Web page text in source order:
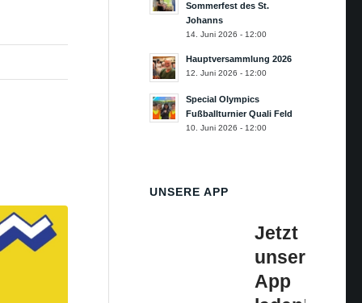
Sommerfest des St.
Johanns
14. Juni 2026 - 12:00
Hauptversammlung 2026
12. Juni 2026 - 12:00
Special Olympics
Fußballturnier Quali Feld
10. Juni 2026 - 12:00
UNSERE APP
Jetzt
unsere
App